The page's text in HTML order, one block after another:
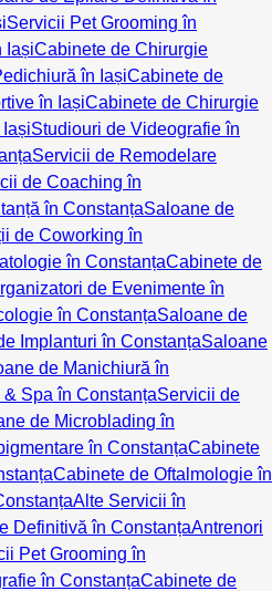
Servicii Pet Grooming în
IașiCabinete de Chirurgie
în IașiCabinete de
în IașiCabinete de Chirurgie
Studiouri de Videografie în
Servicii de Remodelare
de Coaching în
în ConstanțaSaloane de
de Coworking în
în ConstanțaCabinete de
de Evenimente în
în ConstanțaSaloane de
Implanturi în ConstanțaSaloane
de Manichiură în
Spa în ConstanțaServicii de
de Microblading în
în ConstanțaCabinete
Cabinete de Oftalmologie în
Alte Servicii în
Definitivă în ConstanțaAntrenori
Pet Grooming în
în ConstanțaCabinete de